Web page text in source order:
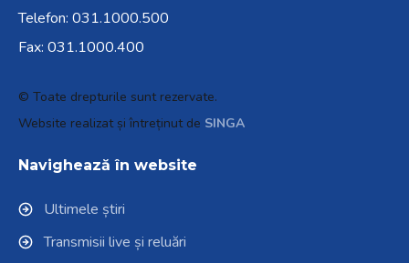
Telefon: 031.1000.500
Fax: 031.1000.400
© Toate drepturile sunt rezervate.
Website realizat și întreținut de SINGA
Navighează în website
Ultimele știri
Transmisii live și reluări